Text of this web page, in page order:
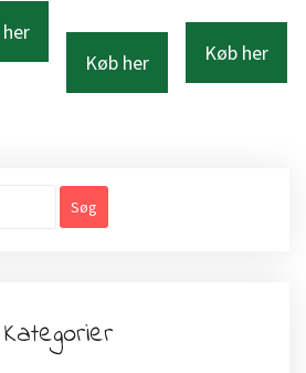
pris
kr.349.00.
aktuelle
Køb her Køb her
Kategorier